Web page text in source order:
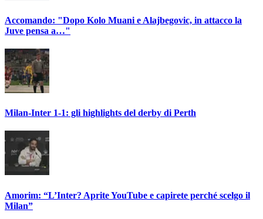
Accomando: "Dopo Kolo Muani e Alajbegovic, in attacco la
Juve pensa a…"
Milan-Inter 1-1: gli highlights del derby di Perth
Amorim: “L’Inter? Aprite YouTube e capirete perché scelgo il
Milan”